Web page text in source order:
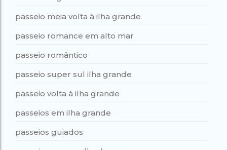
passeio meia volta à ilha grande
passeio romance em alto mar
passeio romântico
passeio super sul ilha grande
passeio volta à ilha grande
passeios em ilha grande
passeios guiados